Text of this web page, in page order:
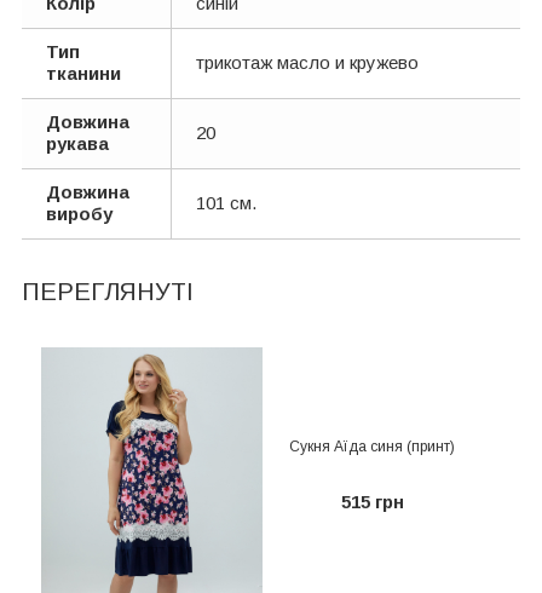
Тип
тканини
трикотаж масло и кружево
Довжина
рукава
20
Довжина
виробу
101 см.
ПЕРЕГЛЯНУТІ
Сукня Аїда синя (принт)
515 грн